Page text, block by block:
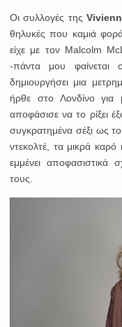
Οι συλλογές της
θηλυκές που καμιά
είχε με τον Malcolm
-πάντα μου φαίνεται
δημιουργήσει μια
ήρθε στο Λονδίνο για
αποφάσισε να το ρίξει
συγκρατημένα σέξι ως
ντεκολτέ, τα μικρά καρό
εμμένει αποφασιστικά
τους.